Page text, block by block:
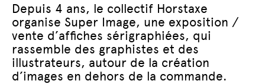
Depuis 4 ans, le collectif Horstaxe
organise Super Image, une exposition /
vente d’affiches sérigraphiées, qui
rassemble des graphistes et des
illustrateurs, autour de la création
d’images en dehors de la commande.